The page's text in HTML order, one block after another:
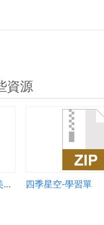
資源
五下學期自然科第一單元美麗的星空學習單 四季星空-學習單